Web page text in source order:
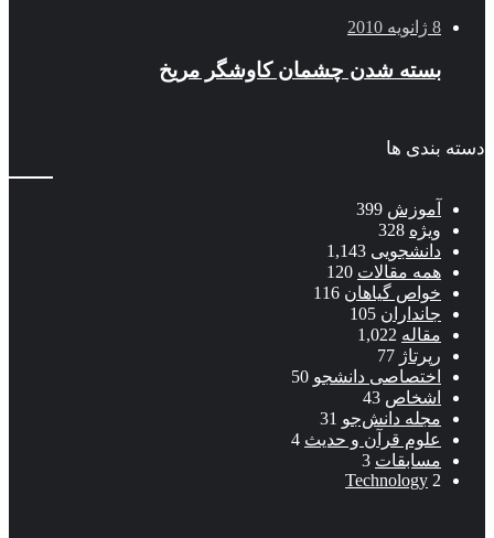
8 ژانویه 2010
بسته شدن چشمان کاوشگر مريخ
دسته بندی ها
آموزش 399
ویژه 328
دانشجویی 1,143
همه مقالات 120
خواص گیاهان 116
جانداران 105
مقاله 1,022
رپرتاژ 77
اختصاصی دانشجو 50
اشخاص 43
مجله دانش‌جو 31
علوم قرآن و حدیث 4
مسابقات 3
Technology 2